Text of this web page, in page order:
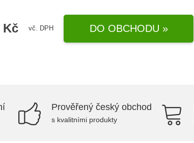
Kč vč. DPH DO OBCHODU »
Prověřený český obchod
s kvalitními produkty